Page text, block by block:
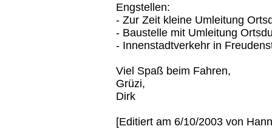
Engstellen:
- Zur Zeit kleine Umleitung
- Baustelle mit Umleitung
- Innenstadtverkehr in
Viel Spaß beim Fahren,
Grüzi,
Dirk
[Editiert am 6/10/2003 von